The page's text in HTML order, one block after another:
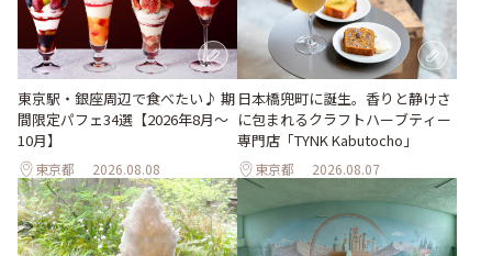
東京駅・銀座周辺で食べたい♪ 期
間限定パフェ34選【2026年8月～
10月】
東京都 2026.08.08
日本橋兜町に誕生。香りと静けさ
に包まれるクラフトハーブティー
専門店「TYNK Kabutocho」
東京都 2026.08.07